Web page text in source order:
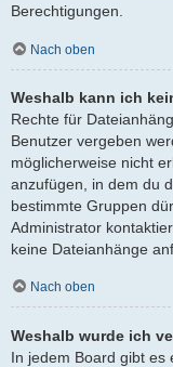
Berechtigungen.
Nach oben
Weshalb kann ich
Rechte für
Benutzer vergeben
möglicherweise nicht
anzufügen, in dem du
bestimmte Gruppen
Administrator
keine Dateianhänge
Nach oben
Weshalb wurde ich
In jedem Board gibt es